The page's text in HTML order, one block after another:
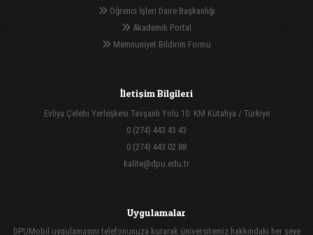
Öğrenci İşleri Daire Başkanlığı
Akademik Portal
Memnuniyet Bildirim Formu
İletişim Bilgileri
Evliya Çelebi Yerleşkesi Tavşanlı Yolu 10. KM Kütahya / Türkiye
0 (274) 443 43 43
0 (274) 443 02 88
kalite@dpu.edu.tr
Uygulamalar
DPUMobil uygulamasını telefonunuza kurarak üniversitemiz hakkındaki her şeye